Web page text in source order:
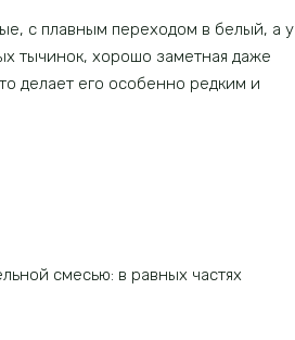
с плавным переходом в белый, а у
тычинок, хорошо заметная даже
делает его особенно редким и
смесью: в равных частях